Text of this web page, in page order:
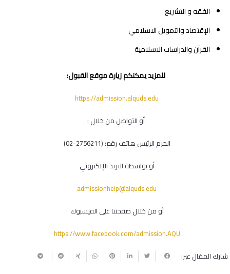
الفقه و التشريع
الإقتصاد والتمويل الاسلامي
القرآن والدراسات الاسلامية
للمزيد يمكنكم زيارة موقع القبول:
https://admission.alquds.edu
أو التواصل من خلال :
الحرم الرئيس هاتف رقم: (2756211-02)
أو بواسطة البريد الإلكتروني
admissionhelp@alquds.edu
أو من خلال صفحتنا على الفيسبوك
https://www.facebook.com/admission.AQU
شارك المقال عبر: